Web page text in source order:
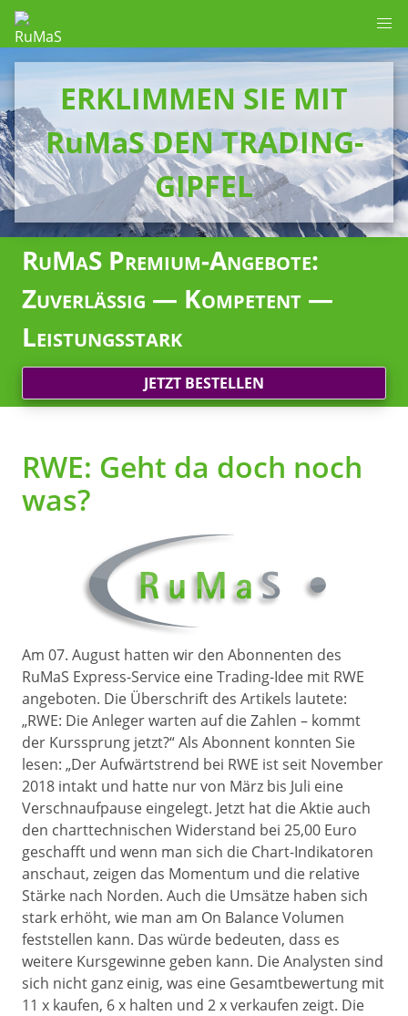
ERKLIMMEN SIE MIT
RuMaS DEN TRADING-
GIPFEL
RuMaS Premium-Angebote:
Zuverlässig — Kompetent —
Leistungsstark
JETZT BESTELLEN
RWE: Geht da doch noch
was?
Am 07. August hatten wir den Abonnenten des
RuMaS Express-Service eine Trading-Idee mit RWE
angeboten. Die Überschrift des Artikels lautete:
„RWE: Die Anleger warten auf die Zahlen – kommt
der Kurssprung jetzt?“ Als Abonnent konnten Sie
lesen: „Der Aufwärtstrend bei RWE ist seit November
2018 intakt und hatte nur von März bis Juli eine
Verschnaufpause eingelegt. Jetzt hat die Aktie auch
den charttechnischen Widerstand bei 25,00 Euro
geschafft und wenn man sich die Chart-Indikatoren
anschaut, zeigen das Momentum und die relative
Stärke nach Norden. Auch die Umsätze haben sich
stark erhöht, wie man am On Balance Volumen
feststellen kann. Das würde bedeuten, dass es
weitere Kursgewinne geben kann. Die Analysten sind
sich nicht ganz einig, was eine Gesamtbewertung mit
11 x kaufen, 6 x halten und 2 x verkaufen zeigt. Die